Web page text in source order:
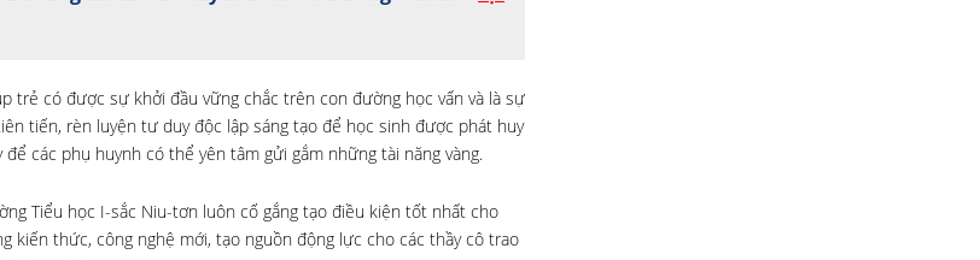
trẻ có được sự khởi đầu vững chắc trên con đường học vấn và là sự
tiến, rèn luyện tư duy độc lập sáng tạo để học sinh được phát huy
các phụ huynh có thể yên tâm gửi gắm những tài năng vàng.
Tiểu học I-sắc Niu-tơn luôn cố gắng tạo điều kiện tốt nhất cho
kiến thức, công nghệ mới, tạo nguồn động lực cho các thầy cô trao